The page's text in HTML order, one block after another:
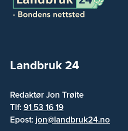
Landbruk 24
Redaktør Jon Trøite
Tlf:91 53 16 19
Epost: jon@landbruk24.no